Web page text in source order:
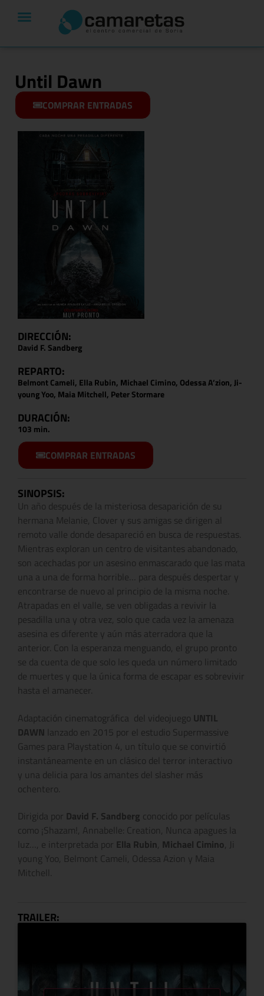
Until Dawn
COMPRAR ENTRADAS
DIRECCIÓN:
David F. Sandberg
REPARTO:
Belmont Cameli, Ella Rubin, Michael Cimino, Odessa A’zion, Ji-
young Yoo, Maia Mitchell, Peter Stormare
DURACIÓN:
103 min.
COMPRAR ENTRADAS
SINOPSIS:
Un año después de la misteriosa desaparición de su
hermana Melanie, Clover y sus amigas se dirigen al
remoto valle donde desapareció en busca de respuestas.
Mientras exploran un centro de visitantes abandonado,
son acechadas por un asesino enmascarado que las mata
una a una de forma horrible… para después despertar y
encontrarse de nuevo al principio de la misma noche.
Atrapadas en el valle, se ven obligadas a revivir la
pesadilla una y otra vez, solo que cada vez la amenaza
asesina es diferente y aún más aterradora que la
anterior. Con la esperanza menguando, el grupo pronto
se da cuenta de que solo les queda un número limitado
de muertes y que la única forma de escapar es sobrevivir
hasta el amanecer.
Adaptación cinematográfica del videojuego UNTIL
DAWN lanzado en 2015 por el estudio Supermassive
Games para Playstation 4, un título que se convirtió
instantáneamente en un clásico del terror interactivo
y una delicia para los amantes del slasher más
ochentero.
Dirigida por David F. Sandberg conocido por películas
como ¡Shazam!, Annabelle: Creation, Nunca apagues la
luz…, e interpretada por Ella Rubin, Michael Cimino, Ji
young Yoo, Belmont Cameli, Odessa Azion y Maia
Mitchell.
TRAILER: